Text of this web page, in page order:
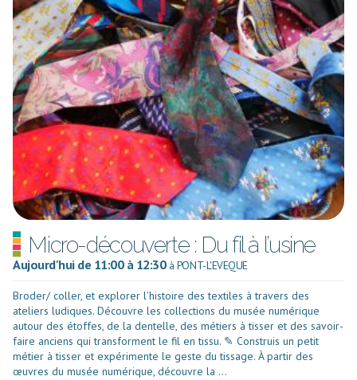
Micro-découverte : Du fil à l’usine
Aujourd'hui de 11:00 à 12:30 à PONT-L'EVEQUE
Broder/ coller, et explorer l’histoire des textiles à travers des
ateliers ludiques. Découvre les collections du musée numérique
autour des étoffes, de la dentelle, des métiers à tisser et des savoir-
faire anciens qui transforment le fil en tissu. ✎ Construis un petit
métier à tisser et expérimente le geste du tissage. À partir des
œuvres du musée numérique, découvre la ...